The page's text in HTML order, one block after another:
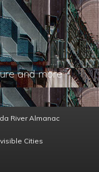
and more
River Almanac
Cities